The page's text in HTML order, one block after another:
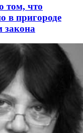
том, что
в пригороде
закона